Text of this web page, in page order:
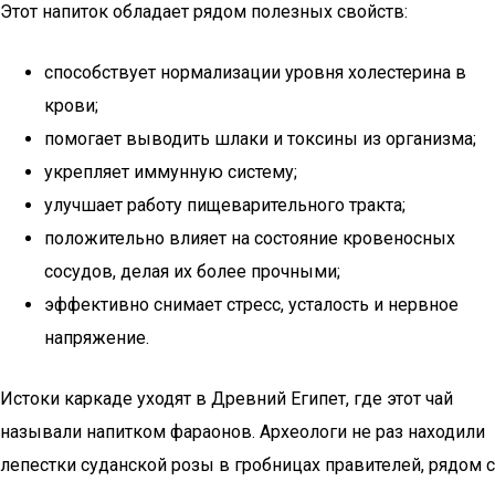
Этот напиток обладает рядом полезных свойств:
способствует нормализации уровня холестерина в
крови;
помогает выводить шлаки и токсины из организма;
укрепляет иммунную систему;
улучшает работу пищеварительного тракта;
положительно влияет на состояние кровеносных
сосудов, делая их более прочными;
эффективно снимает стресс, усталость и нервное
напряжение.
Истоки каркаде уходят в Древний Египет, где этот чай
называли напитком фараонов. Археологи не раз находили
лепестки суданской розы в гробницах правителей, рядом с